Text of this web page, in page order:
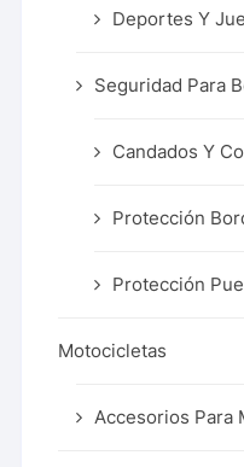
Deportes Y
Seguridad Para
Candados Y
Protección
Protección
Motocicletas
Accesorios Para